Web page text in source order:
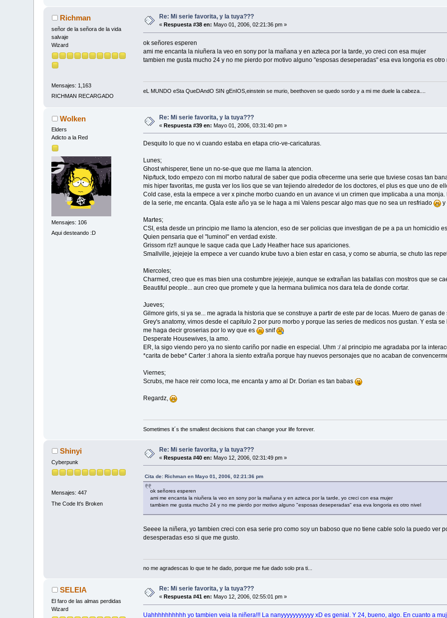
Richman
señor de la señora de la vida
salvaje
Wizard
Mensajes: 1,163
RICHMAN RECARGADO
Re: Mi serie favorita, y la tuya???
« Respuesta #38 en: Mayo 01, 2006, 02:21:36 pm »
ok señores esperen
ami me encanta la niuñera la veo en sony por la mañana y en azteca por la tarde, yo creci con esa mujer
tambien me gusta mucho 24 y no me pierdo por motivo alguno "esposas deseperadas" esa eva longoria es otro
eL MUNDO eSta QueDAndO SIN gEnIOS,einstein se murio, beethoven se quedo sordo y a mi me duele la cabeza....
Wolken
Elders
Adicto a la Red
Mensajes: 106
Aqui desteando :D
Re: Mi serie favorita, y la tuya???
«Respuesta #39 en: Mayo 01, 2006, 03:31:40 pm »
Desquito lo que no vi cuando estaba en etapa crio-ve-caricaturas.
Lunes;
Ghost whisperer, tiene un no-se-que que me llama la atencion.
Nip/tuck, todo empezo con mi morbo natural de saber que podia ofrecerme una serie que tuviese cosas tan
mis hiper favoritas, me gusta ver los lios que se van tejiendo alrededor de los doctores, el plus es que uno de
Cold case, esta la empece a ver x pinche morbo cuando en un avance vi un crimen que implicaba a una
de la serie, me encanta. Ojala este año ya se le haga a mi Valens pescar algo mas que no sea un resfriado
y
Martes;
CSI, esta desde un principio me llamo la atencion, eso de ser policias que investigan de pe a pa un homicidio
Quien pensaria que el "luminol" en verdad existe.
Grissom rlz!! aunque le saque cada que Lady Heather hace sus apariciones.
Smallville, jejejeje la empece a ver cuando krube tuvo a bien estar en casa, y como se aburria, se chuto las
Miercoles;
Charmed, creo que es mas bien una costumbre jejejeje, aunque se extrañan las batallas con mostros que se
Beautiful people... aun creo que promete y que la hermana bulimica nos dara tela de donde cortar.
Jueves;
Gilmore girls, si ya se... me agrada la historia que se construye a partir de este par de locas. Muero de ganas
Grey's anatomy, vimos desde el capitulo 2 por puro morbo y porque las series de medicos nos gustan. Y esta
me haga decir groserias por lo wy que es
snif
Desperate Housewives, la amo.
ER, la sigo viendo pero ya no siento cariño por nadie en especial. Uhm :/ al principio me agradaba por la
*carita de bebe* Carter :I ahora la siento extraña porque hay nuevos personajes que no acaban de
Viernes;
Scrubs, me hace reir como loca, me encanta y amo al Dr. Dorian es tan babas
Regardz,
Sometimes it´s the smallest decisions that can change your life forever.
Shinyi
Cyberpunk
Mensajes: 447
The Code It's Broken
Re: Mi serie favorita, y la tuya???
«Respuesta #40 en: Mayo 12, 2006, 02:31:49 pm »
Cita de: Richman en Mayo 01, 2006, 02:21:36 pm
ok señores esperen
ami me encanta la niuñera la veo en sony por la mañana y en azteca por la tarde, yo creci con esa mujer
tambien me gusta mucho 24 y no me pierdo por motivo alguno "esposas deseperadas" esa eva longoria es otro nivel
Seeee la niñera, yo tambien creci con esa serie pro como soy un baboso que no tiene cable solo la puedo ver
desesperadas eso si que me gusto.
no me agradescas lo que te he dado, porque me fue dado solo pra ti...
SELEIA
El faro de las almas perdidas
Wizard
Re: Mi serie favorita, y la tuya???
« Respuesta #41 en: Mayo 12, 2006, 02:55:01 pm »
Uahhhhhhhhhh yo tambien veia la niñera!!! La nanyyyyyyyyyyy xD es genial. Y 24, bueno, algo. En cuanto a